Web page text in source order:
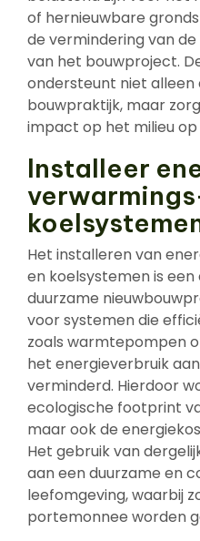
of hernieuwbare
de vermindering van
van het bouwproject.
ondersteunt niet alleen
bouwpraktijk, maar
impact op het milieu
Installeer
Het installeren van
en koelsystemen is
duurzame
voor systemen die
zoals warmtepompen
het energieverbruik
verminderd. Hierdoor
ecologische footprint
maar ook de
Het gebruik van
aan een duurzame en
leefomgeving, waarbij
portemonnee worden